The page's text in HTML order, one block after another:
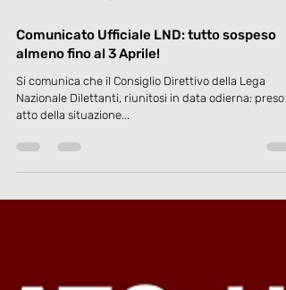
9 mar 2020 Tempo di lettura: 1 min
Comunicato Ufficiale LND: tutto sospeso
almeno fino al 3 Aprile!
Nazionale Dilettanti, riunitosi in data odierna: preso
atto della situazione...